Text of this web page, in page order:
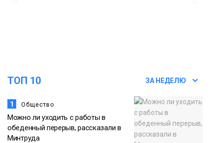
ТОП 10 ЗА НЕДЕЛЮ
1 Общество
Можно ли уходить с работы в
обеденный перерыв, рассказали в
Минтруда